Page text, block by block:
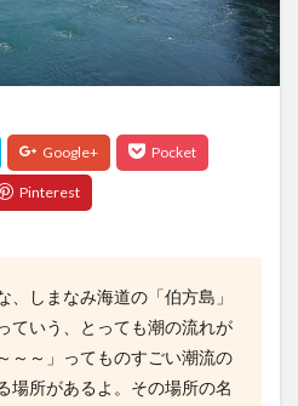
、しまなみ海道の「伯方島」
ていう、とっても潮の流れが
～～」ってものすごい潮流の
場所があるよ。その場所の名